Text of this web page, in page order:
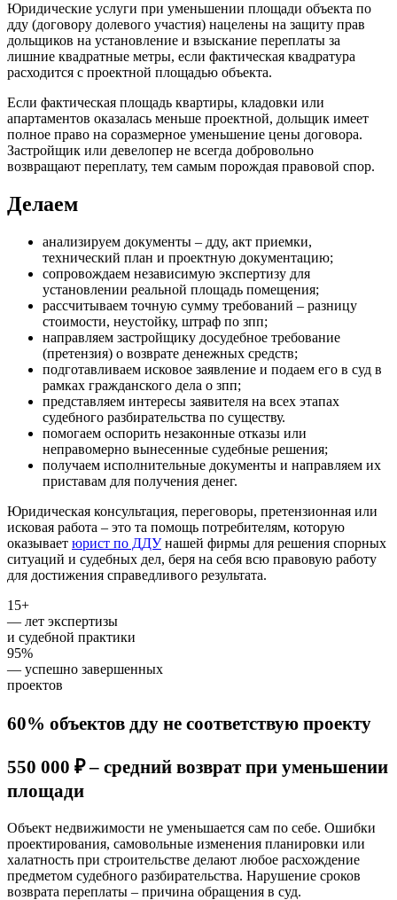
Юридические услуги при уменьшении площади объекта по
дду (договору долевого участия) нацелены на защиту прав
дольщиков на установление и взыскание переплаты за
лишние квадратные метры, если фактическая квадратура
расходится с проектной площадью объекта.
Если фактическая площадь квартиры, кладовки или
апартаментов оказалась меньше проектной, дольщик имеет
полное право на соразмерное уменьшение цены договора.
Застройщик или девелопер не всегда добровольно
возвращают переплату, тем самым порождая правовой спор.
Делаем
анализируем документы – дду, акт приемки,
технический план и проектную документацию;
сопровождаем независимую экспертизу для
установлении реальной площадь помещения;
рассчитываем точную сумму требований – разницу
стоимости, неустойку, штраф по зпп;
направляем застройщику досудебное требование
(претензия) о возврате денежных средств;
подготавливаем исковое заявление и подаем его в суд в
рамках гражданского дела о зпп;
представляем интересы заявителя на всех этапах
судебного разбирательства по существу.
помогаем оспорить незаконные отказы или
неправомерно вынесенные судебные решения;
получаем исполнительные документы и направляем их
приставам для получения денег.
Юридическая консультация, переговоры, претензионная или
исковая работа – это та помощь потребителям, которую
оказывает юрист по ДДУнашей фирмы для решения спорных
ситуаций и судебных дел, беря на себя всю правовую работу
для достижения справедливого результата.
15+
— лет экспертизы
и судебной практики
95%
— успешно завершенных
проектов
60% объектов дду не соответствую проекту
550 000 ₽ – средний возврат при уменьшении
площади
Объект недвижимости не уменьшается сам по себе. Ошибки
проектирования, самовольные изменения планировки или
халатность при строительстве делают любое расхождение
предметом судебного разбирательства. Нарушение сроков
возврата переплаты – причина обращения в суд.